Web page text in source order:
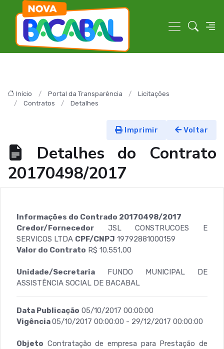
Início Portal da Transparência
Licitações
Contratos
Detalhes
Voltar
Imprimir
Detalhes do Contrato
20170498/2017
Informações do Contrado 20170498/2017
Credor/Fornecedor JSL CONSTRUCOES E
SERVICOS LTDA CPF/CNPJ 19792881000159
Valor do Contrato R$ 10.551,00
Unidade/Secretaria FUNDO MUNICIPAL DE
ASSISTÊNCIA SOCIAL DE BACABAL
Data Publicação 05/10/2017 00:00:00
Vigência05/10/2017 00:00:00 - 29/12/2017 00:00:00
Objeto Contratação de empresa para Prestação de